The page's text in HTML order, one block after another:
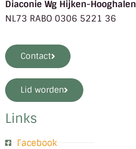
Diaconie Wg Hijken-Hooghalen
NL73 RABO 0306 5221 36
Contact
Lid worden
Links
Facebook